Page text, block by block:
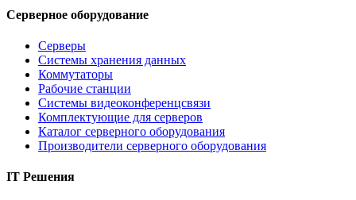
Серверное оборудование
Серверы
Системы хранения данных
Коммутаторы
Рабочие станции
Системы видеоконференцсвязи
Комплектующие для серверов
Каталог серверного оборудования
Производители серверного оборудования
IT Решения